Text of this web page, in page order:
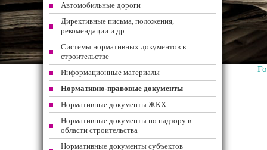
Автомобильные дороги
Директивные письма, положения,
рекомендации и др.
Системы нормативных документов в
строительстве
Информационные материалы
Нормативно-правовые документы
Нормативные документы ЖКХ
Нормативные документы по надзору в
области строительства
Нормативные документы субъектов